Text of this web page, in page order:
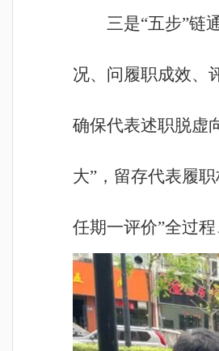
三是“五步”链
况、问履职成效、
确保代表述职脱虚
大”，留存代表履
任期一评价”全过